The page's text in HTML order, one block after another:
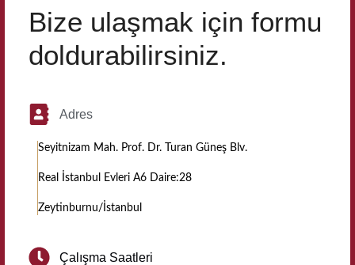
Bize ulaşmak için formu
doldurabilirsiniz.
Adres
Seyitnizam Mah. Prof. Dr. Turan Güneş Blv.
Real İstanbul Evleri A6 Daire:28
Zeytinburnu/İstanbul
Çalışma Saatleri